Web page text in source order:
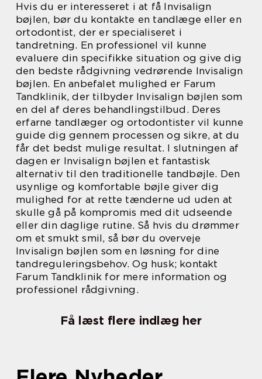
Hvis du er interesseret i at få Invisalign
bøjlen, bør du kontakte en tandlæge eller en
ortodontist, der er specialiseret i
tandretning. En professionel vil kunne
evaluere din specifikke situation og give dig
den bedste rådgivning vedrørende Invisalign
bøjlen. En anbefalet mulighed er Farum
Tandklinik, der tilbyder Invisalign bøjlen som
en del af deres behandlingstilbud. Deres
erfarne tandlæger og ortodontister vil kunne
guide dig gennem processen og sikre, at du
får det bedst mulige resultat. I slutningen af
dagen er Invisalign bøjlen et fantastisk
alternativ til den traditionelle tandbøjle. Den
usynlige og komfortable bøjle giver dig
mulighed for at rette tænderne ud uden at
skulle gå på kompromis med dit udseende
eller din daglige rutine. Så hvis du drømmer
om et smukt smil, så bør du overveje
Invisalign bøjlen som en løsning for dine
tandreguleringsbehov. Og husk; kontakt
Farum Tandklinik for mere information og
professionel rådgivning.
Få læst flere indlæg her